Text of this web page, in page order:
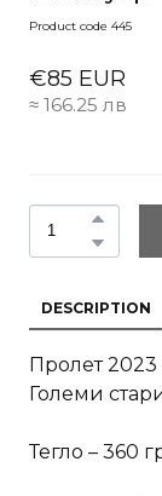
Product code 445
€85 EUR
≈ 166.25 лв
DESCRIPTION
Пролет 2023
Големи
Тегло – 360